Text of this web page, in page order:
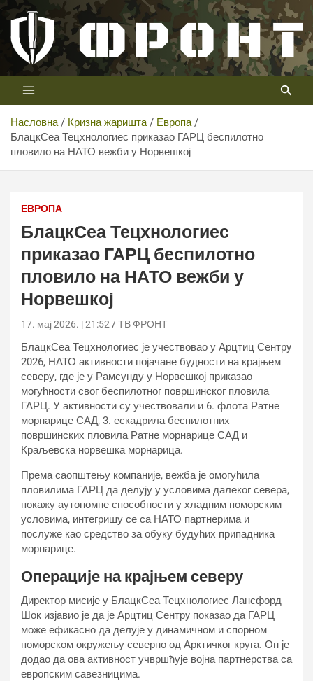
Скип
цонтент
Телевизија ФРОНТ
Први војни канал у Србији
Насловна Кризна жаришта
Европа
БлацкСеа Тецхнологиес приказао ГАРЦ беспилотно
пловило на НАТО вежби у Норвешкој
ЕВРОПА
БлацкСеа Тецхнологиес
приказао ГАРЦ беспилотно
пловило на НАТО вежби у
Норвешкој
17. мај 2026. | 21:52 ТВ ФРОНТ
БлацкСеа Тецхнологиес је учествовао у Арцтиц Сентрy
2026, НАТО активности појачане будности на крајњем
северу, где је у Рамсунду у Норвешкој приказао
могућности свог беспилотног површинског пловила
ГАРЦ. У активности су учествовали и 6. флота Ратне
морнарице САД, 3. ескадрила беспилотних
површинских пловила Ратне морнарице САД и
Краљевска норвешка морнарица.
Према саопштењу компаније, вежба је омогућила
пловилима ГАРЦ да делују у условима далеког севера,
покажу аутономне способности у хладним поморским
условима, интегришу се са НАТО партнерима и
послуже као средство за обуку будућих припадника
морнарице.
Операције на крајњем северу
Директор мисије у БлацкСеа Тецхнологиес Лансфорд
Шок изјавио је да је Арцтиц Сентрy показао да ГАРЦ
може ефикасно да делује у динамичном и спорном
поморском окружењу северно од Арктичког круга. Он је
додао да ова активност учвршћује војна партнерства са
европским савезницима.